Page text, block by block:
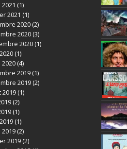
(1)
2021 (1)
2020(2)
2020(3)
2020(1)
(1)
(4)
2019(1)
2019(2)
2019(1)
(2)
(1)
(1)
(2)
2019(2)